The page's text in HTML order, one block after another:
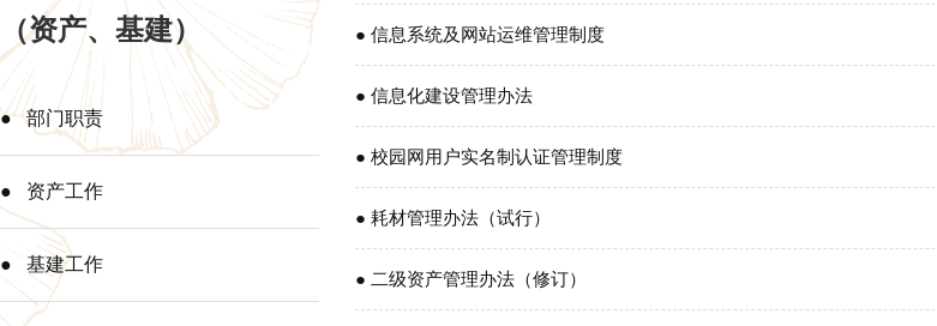
（资产、基建）
● 部门职责
● 资产工作
● 基建工作
● 信息系统及网站运维管理制度
● 信息化建设管理办法
● 校园网用户实名制认证管理制度
● 耗材管理办法（试行）
● 二级资产管理办法（修订）